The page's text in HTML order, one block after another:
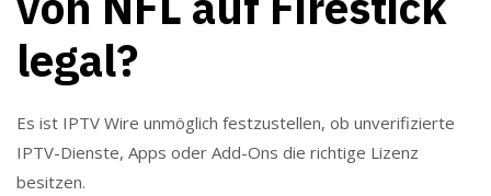
legal?
Es ist IPTV Wire unmöglich festzustellen, ob unverifizierte
IPTV-Dienste, Apps oder Add-Ons die richtige Lizenz
besitzen.